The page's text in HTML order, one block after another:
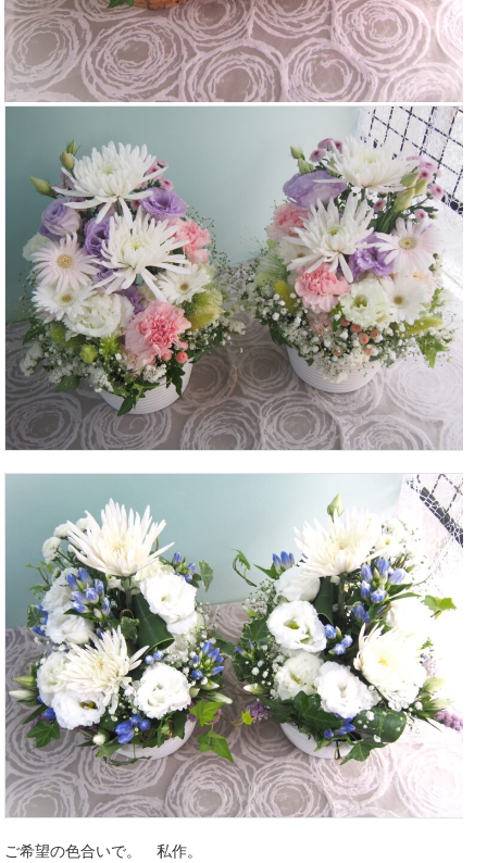
ご希望の色合いで。 私作。